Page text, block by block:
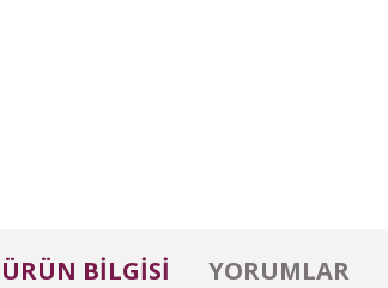
ÜRÜN BILGISI YORUMLAR